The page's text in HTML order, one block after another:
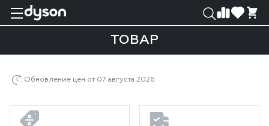
ТОВАР
Обновление цен от 07 августа 2026